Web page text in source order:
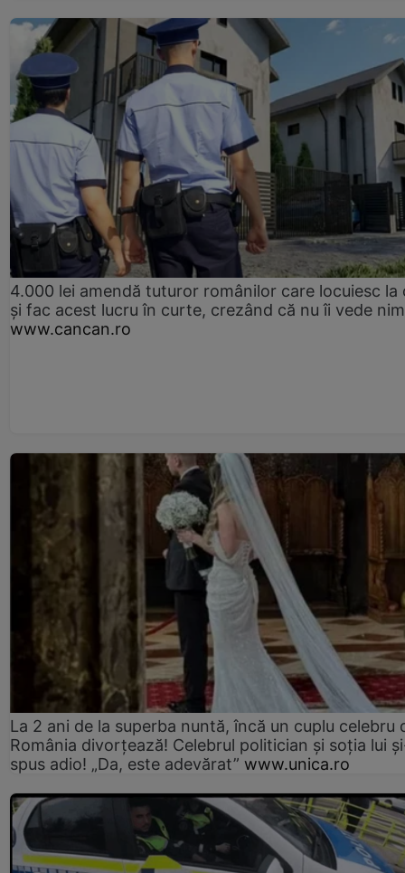
4.000 lei amendă tuturor românilor care locuiesc la
și fac acest lucru în curte, crezând că nu îi vede
www.cancan.ro
La 2 ani de la superba nuntă, încă un cuplu celebru
România divorțează! Celebrul politician și soția lui
spus adio! „Da, este adevărat” www.unica.ro